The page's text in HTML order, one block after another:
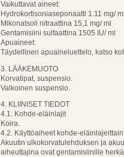
Vaikuttavat aineet:
Hydrokortisoniaseponaatti 1.11 mg/ ml
Mikonatsoli nitraattina 15,1 mg/ ml
Gentamisiini sulfaattina 1505 IU/ ml
Apuaineet:
Täydellinen apuaineluettelo, katso
3. LÄÄKEMUOTO
Korvatipat, suspensio.
Valkoinen suspensio.
4. KLIINISET TIEDOT
4.1. Kohde-eläinlajit
Koira.
4.2. Käyttöaiheet kohde-eläinlajeittain
Akuutin ulkokorvatulehduksen ja
aiheuttajina ovat gentamisiinille